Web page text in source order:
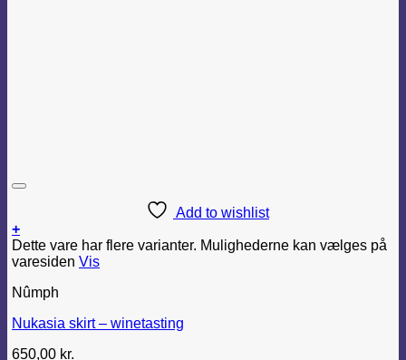
Add to wishlist
+
Dette vare har flere varianter. Mulighederne kan vælges på
varesiden Vis
Nûmph
Nukasia skirt – winetasting
650,00 kr.